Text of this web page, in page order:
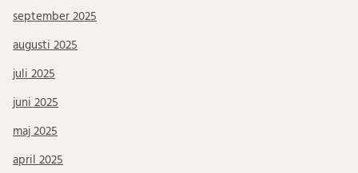
september 2025
augusti 2025
juli 2025
juni 2025
maj 2025
april 2025